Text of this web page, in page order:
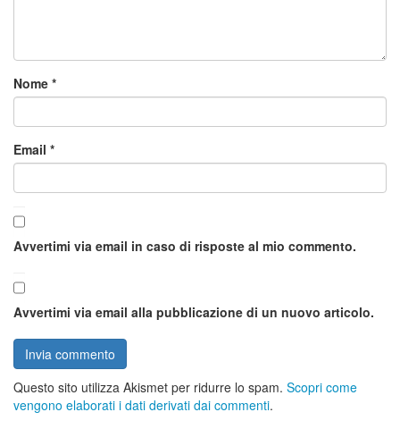
Nome *
Email *
Avvertimi via email in caso di risposte al mio commento.
Avvertimi via email alla pubblicazione di un nuovo articolo.
Questo sito utilizza Akismet per ridurre lo spam. Scopri come
vengono elaborati i dati derivati dai commenti.